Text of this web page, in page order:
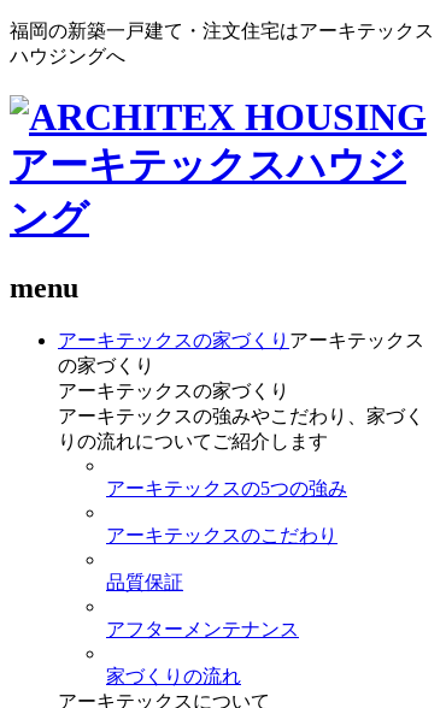
福岡の新築一戸建て・注文住宅はアーキテックス
ハウジングへ
menu
アーキテックスの家づくり アーキテックス
の家づくり
アーキテックスの家づくり
アーキテックスの強みやこだわり、家づく
りの流れについてご紹介します
アーキテックスの5つの強み
アーキテックスのこだわり
品質保証
アフターメンテナンス
家づくりの流れ
アーキテックスについて